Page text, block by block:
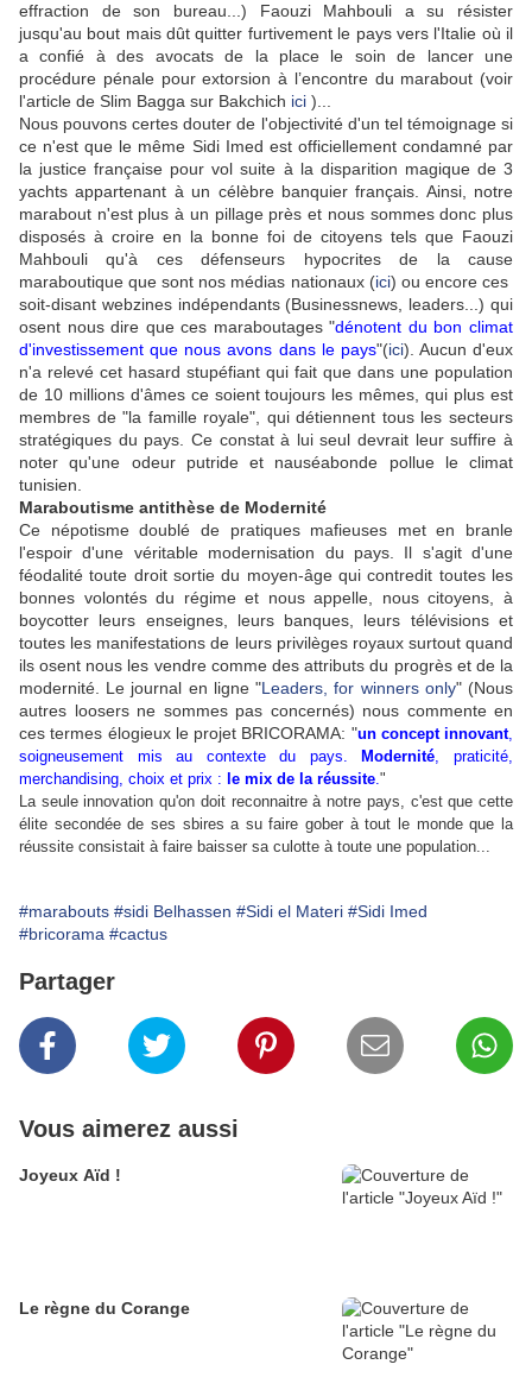
effraction de son bureau...) Faouzi Mahbouli a su résister
jusqu'au bout mais dût quitter furtivement le pays vers l'Italie où il
a confié à des avocats de la place le soin de lancer une
procédure pénale pour extorsion à l’encontre du marabout (voir
l'article de Slim Bagga sur Bakchich ici )...
Nous pouvons certes douter de l'objectivité d'un tel témoignage si
ce n'est que le même Sidi Imed est officiellement condamné par
la justice française pour vol suite à la disparition magique de 3
yachts appartenant à un célèbre banquier français. Ainsi, notre
marabout n'est plus à un pillage près et nous sommes donc plus
disposés à croire en la bonne foi de citoyens tels que Faouzi
Mahbouli qu'à ces défenseurs hypocrites de la cause
maraboutique que sont nos médias nationaux (ici) ou encore ces
soit-disant webzines indépendants (Businessnews, leaders...) qui
osent nous dire que ces maraboutages "dénotent du bon climat
d'investissement que nous avons dans le pays"(ici). Aucun d'eux
n'a relevé cet hasard stupéfiant qui fait que dans une population
de 10 millions d'âmes ce soient toujours les mêmes, qui plus est
membres de "la famille royale", qui détiennent tous les secteurs
stratégiques du pays. Ce constat à lui seul devrait leur suffire à
noter qu'une odeur putride et nauséabonde pollue le climat
tunisien.
Maraboutisme antithèse de Modernité
Ce népotisme doublé de pratiques mafieuses met en branle
l'espoir d'une véritable modernisation du pays. Il s'agit d'une
féodalité toute droit sortie du moyen-âge qui contredit toutes les
bonnes volontés du régime et nous appelle, nous citoyens, à
boycotter leurs enseignes, leurs banques, leurs télévisions et
toutes les manifestations de leurs privilèges royaux surtout quand
ils osent nous les vendre comme des attributs du progrès et de la
modernité. Le journal en ligne "Leaders, for winners only" (Nous
autres loosers ne sommes pas concernés) nous commente en
ces termes élogieux le projet BRICORAMA: "un concept innovant,
soigneusement mis au contexte du pays.
Modernité, praticité,
merchandising, choix et prix : le mix de la réussite."
La seule innovation qu'on doit reconnaitre à notre pays, c'est que cette
élite secondée de ses sbires a su faire gober à tout le monde que la
réussite consistait à faire baisser sa culotte à toute une population...
#marabouts #sidi Belhassen #Sidi el Materi #Sidi Imed
#bricorama #cactus
Partager
Vous aimerez aussi
Joyeux Aïd !
Le règne du Corange